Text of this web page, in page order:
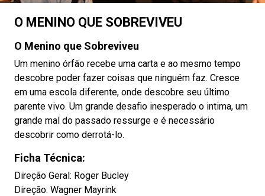
O MENINO QUE SOBREVIVEU
O Menino que Sobreviveu
Um menino órfão recebe uma carta e ao mesmo tempo
descobre poder fazer coisas que ninguém faz. Cresce
em uma escola diferente, onde descobre seu último
parente vivo. Um grande desafio inesperado o intima, um
grande mal do passado ressurge e é necessário
descobrir como derrotá-lo.
Ficha Técnica:
Direção Geral: Roger Bucley
Direção: Wagner Mayrink